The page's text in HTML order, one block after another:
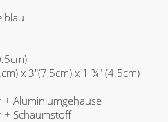
x 3"(7,5cm) x 1 ¾" (4.5cm)
+ Aluminiumgehäuse
+ Schaumstoff